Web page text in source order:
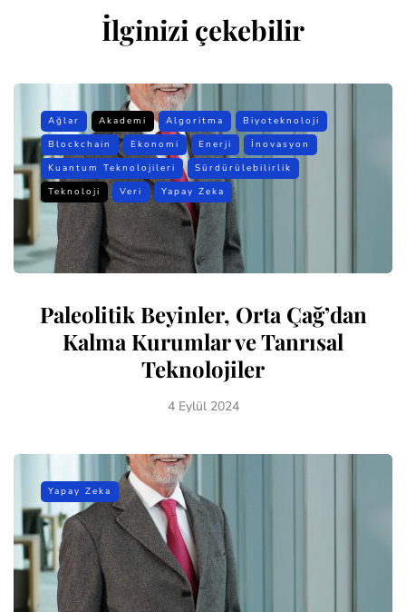
İlginizi çekebilir
Ağlar Akademi Algoritma
Biyoteknoloji
Blockchain
Ekonomi Enerji
İnovasyon
Kuantum Teknolojileri
Sürdürülebilirlik
Teknoloji
Veri Yapay Zeka
Paleolitik Beyinler, Orta Çağ’dan
Kalma Kurumlar ve Tanrısal
Teknolojiler
4 Eylül 2024
Yapay Zeka